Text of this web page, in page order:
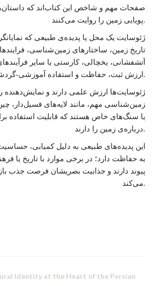
صفحات مهم و شاخص این کتاب‌اند که
پویایی زمین را روایت می‌کنند.
ژئوسایت یک محل یا پدیده‌ی طبیعی که
تاریخ زمین، ساختارهای زمین‌شناسی،
آتشفشانی، یخچالی، کارستی یا سایر
ارزش ثبت، حفاظت و استفاده آموزشی-گردشگری دارد.
ژئوسایت‌ها ارزش علمی دارند و نمایش‌دهنده
زمین‌شناسی مهم، مانند لایه‌های فسیل‌دار،
یا سنگ‌های خاص هستند که قابلیت استفاده
درباره‌ی زمین را دارند.
این پدیده‌های طبیعی به دلیل کمیابی،
به حفاظت دارد؛ در برخی موارد با تاریخ یا
پیوند دارند و جذابیت بصریشان فرصت جذب
می‌کند.
Identity at the Heart of the Persian